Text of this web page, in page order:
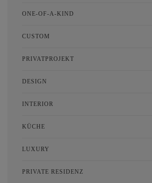
ONE-OF-A-KIND
CUSTOM
PRIVATPROJEKT
DESIGN
INTERIOR
KÜCHE
LUXURY
PRIVATE RESIDENZ